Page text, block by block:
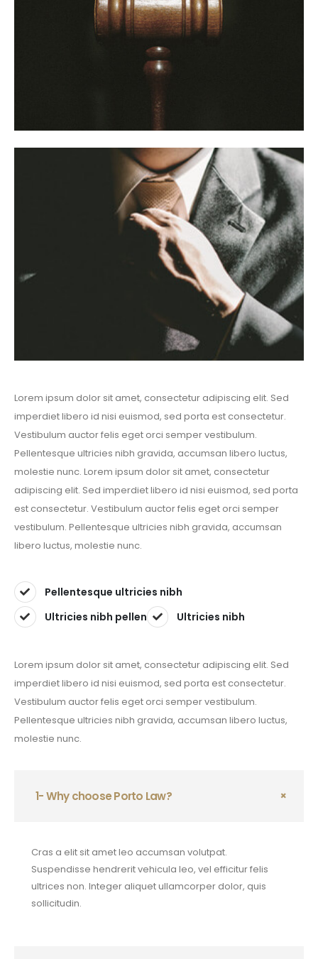
Lorem ipsum dolor sit amet, consectetur adipiscing elit. Sed
imperdiet libero id nisi euismod, sed porta est consectetur.
Vestibulum auctor felis eget orci semper vestibulum.
Pellentesque ultricies nibh gravida, accumsan libero luctus,
molestie nunc. Lorem ipsum dolor sit amet, consectetur
adipiscing elit. Sed imperdiet libero id nisi euismod, sed porta
est consectetur. Vestibulum auctor felis eget orci semper
vestibulum. Pellentesque ultricies nibh gravida, accumsan
libero luctus, molestie nunc.
Pellentesque ultricies nibh
Ultricies nibh pellen
Ultricies nibh
Lorem ipsum dolor sit amet, consectetur adipiscing elit. Sed
imperdiet libero id nisi euismod, sed porta est consectetur.
Vestibulum auctor felis eget orci semper vestibulum.
Pellentesque ultricies nibh gravida, accumsan libero luctus,
molestie nunc.
1- Why choose Porto Law?
Cras a elit sit amet leo accumsan volutpat.
Suspendisse hendrerit vehicula leo, vel efficitur felis
ultrices non. Integer aliquet ullamcorper dolor, quis
sollicitudin.